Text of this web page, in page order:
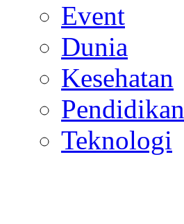
Event
Dunia
Kesehatan
Pendidikan
Teknologi